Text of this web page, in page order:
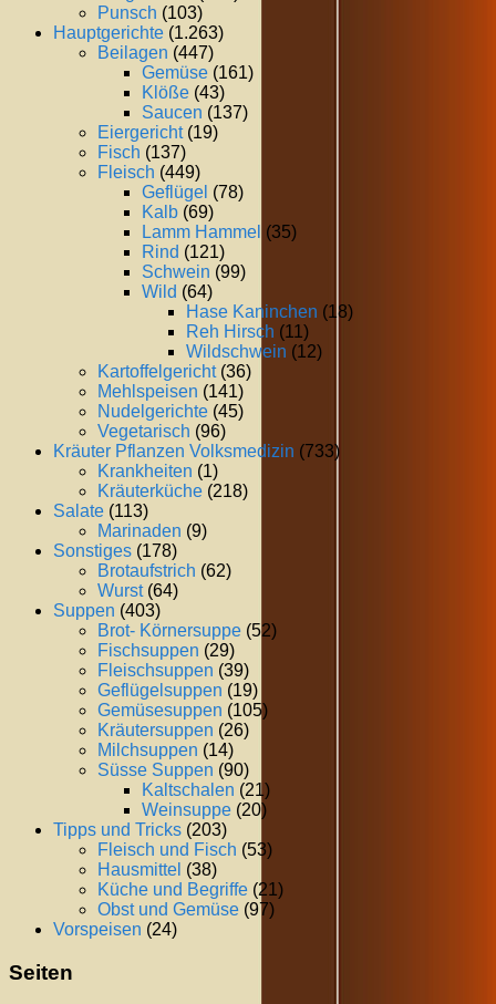
Punsch (103)
Hauptgerichte (1.263)
Beilagen (447)
Gemüse (161)
Klöße (43)
Saucen (137)
Eiergericht(19)
Fisch (137)
Fleisch (449)
Geflügel (78)
Kalb (69)
Lamm Hammel (35)
Rind (121)
Schwein (99)
Wild (64)
Hase Kaninchen (18)
Reh Hirsch (11)
Wildschwein (12)
Kartoffelgericht(36)
Mehlspeisen (141)
Nudelgerichte (45)
Vegetarisch (96)
Kräuter Pflanzen Volksmedizin (733)
Krankheiten (1)
Kräuterküche (218)
Salate (113)
Marinaden (9)
Sonstiges (178)
Brotaufstrich (62)
Wurst(64)
Suppen (403)
Brot- Körnersuppe (52)
Fischsuppen (29)
Fleischsuppen (39)
Geflügelsuppen (19)
Gemüsesuppen (105)
Kräutersuppen (26)
Milchsuppen (14)
Süsse Suppen (90)
Kaltschalen (21)
Weinsuppe (20)
Tipps und Tricks (203)
Fleisch und Fisch (53)
Hausmittel (38)
Küche und Begriffe (21)
Obst und Gemüse (97)
Vorspeisen (24)
Seiten